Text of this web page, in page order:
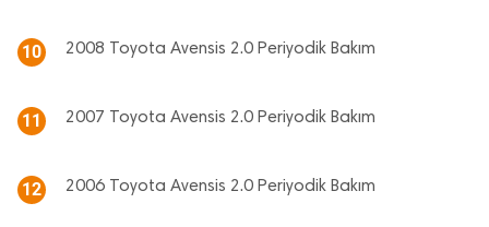
10 2008 Toyota Avensis 2.0 Periyodik Bakım
11 2007 Toyota Avensis 2.0 Periyodik Bakım
12 2006 Toyota Avensis 2.0 Periyodik Bakım